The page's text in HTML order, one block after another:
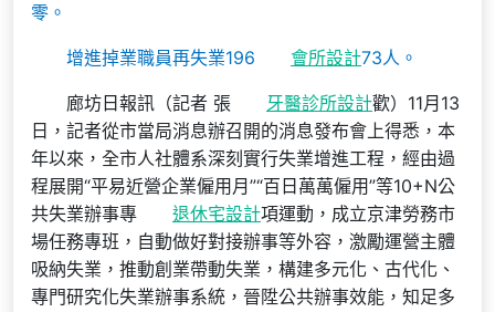
零。
增進掉業職員再失業196 會所設計73人。
廊坊日報訊（記者 張 牙醫診所設計歡）11月13
日，記者從市當局消息辦召開的消息發布會上得悉，本
年以來，全市人社體系深刻實行失業增進工程，經由過
程展開“平易近營企業僱用月”“百日萬萬僱用”等10+N公
共失業辦事專
退休宅設計項運動，成立京津勞務市
場任務專班，自動做好對接辦事等外容，激勵運營主體
吸納失業，推動創業帶動失業，構建多元化、古代化、
專門研究化失業辦事系統，晉陞公共辦事效能，知足多